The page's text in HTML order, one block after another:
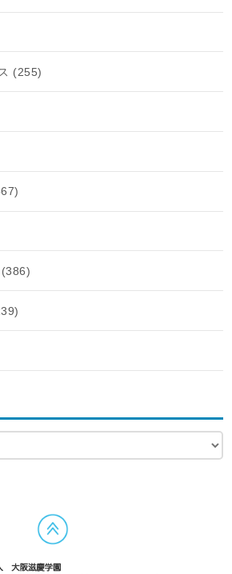
(255)
(386)